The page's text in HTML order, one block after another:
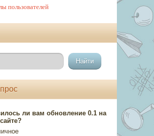
пользователей
ли вам обновление 0.1 на